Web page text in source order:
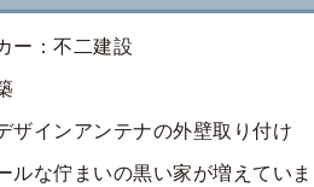
ー：不二建設
ザインアンテナの外壁取り付け
ルな佇まいの黒い家が増えていま